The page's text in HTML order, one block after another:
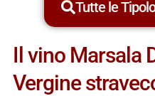
Tutte le
Il vino Marsala
Vergine